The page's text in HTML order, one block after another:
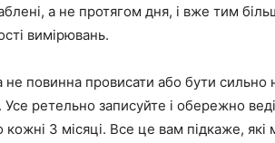
а не протягом дня, і вже тим
вимірювань.
не повинна провисати або бути сильно
ретельно записуйте і обережно
кожні 3 місяці. Все це вам підкаже, які